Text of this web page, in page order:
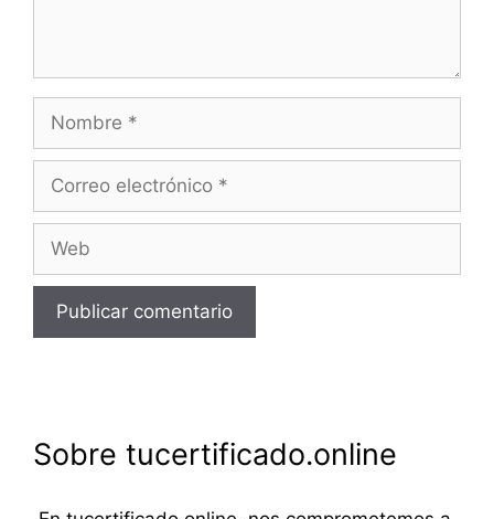
electrónico
Sobre tucertificado.online